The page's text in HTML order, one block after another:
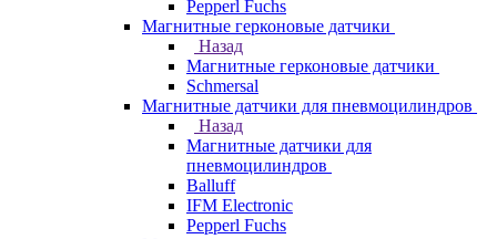
Pepperl Fuchs
Магнитные герконовые датчики
Назад
Магнитные герконовые датчики
Schmersal
Магнитные датчики для пневмоцилиндров
Назад
Магнитные датчики для
пневмоцилиндров
Balluff
IFM Electronic
Pepperl Fuchs